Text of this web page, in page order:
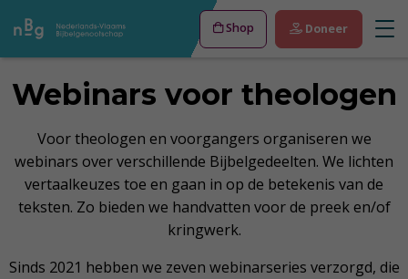
Shop Doneer
Webinars voor theologen
Voor theologen en voorgangers organiseren we
webinars over verschillende Bijbelgedeelten. We lichten
vertaalkeuzes toe en gaan in op de betekenis van de
teksten. Zo bieden we handvatten voor de preek en/of
kringwerk.
Sinds 2021 hebben we zeven webinarseries verzorgd, die